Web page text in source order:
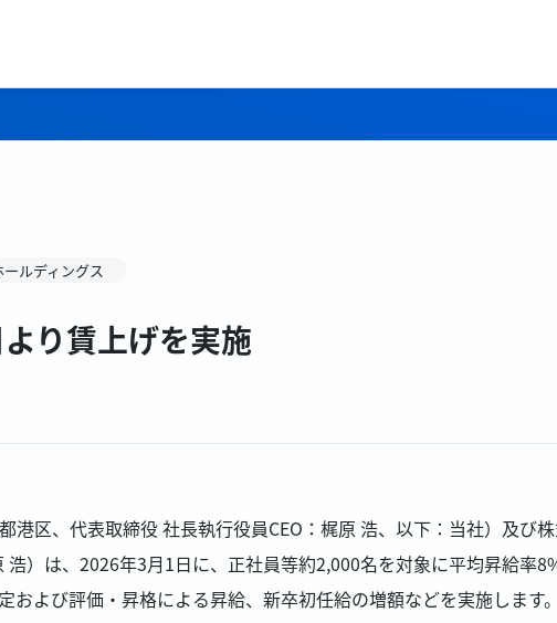
ルディングス
り賃上げを実施
区、代表取締役 社長執行役員CEO：梶原 浩、以下：当社）及び
）は、2026年3月1日に、正社員等約2,000名を対象に平均昇給率
よび評価・昇格による昇給、新卒初任給の増額などを実施します。